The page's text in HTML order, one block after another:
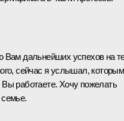
Вам дальнейших успехов на
сейчас я услышал,
работаете. Хочу пожелать